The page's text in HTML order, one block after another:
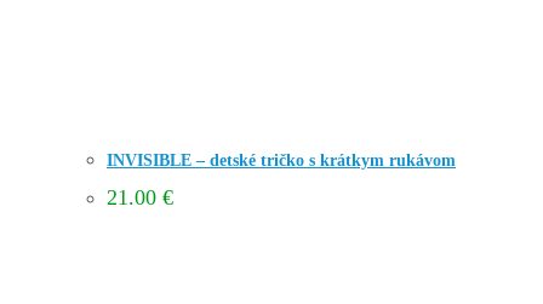
INVISIBLE – detské tričko s krátkym rukávom
21.00 €